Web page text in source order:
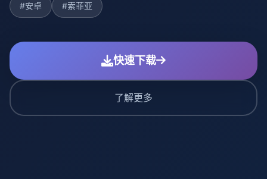
#安卓 #索菲亚
快速下载
了解更多